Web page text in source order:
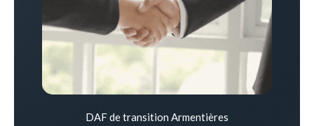
DAF de transition Armentières